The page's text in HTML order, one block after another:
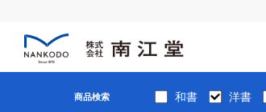
商品検索 和書 洋書